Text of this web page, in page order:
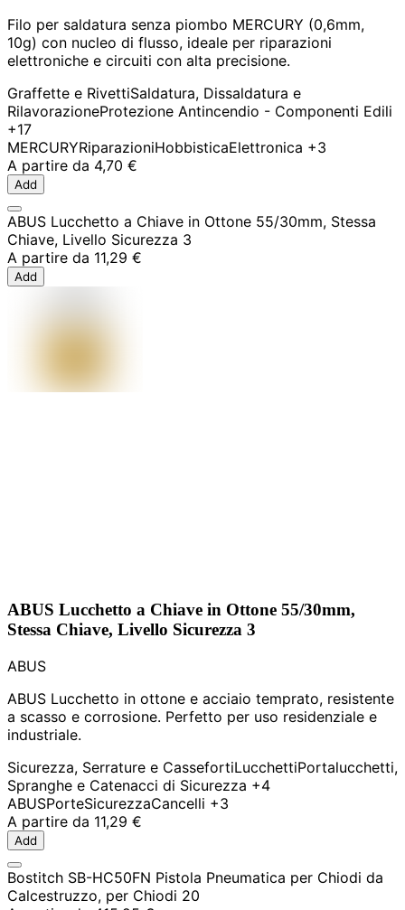
Filo per saldatura senza piombo MERCURY (0,6mm,
10g) con nucleo di flusso, ideale per riparazioni
elettroniche e circuiti con alta precisione.
Graffette e RivettiSaldatura, Dissaldatura e
RilavorazioneProtezione Antincendio - Componenti Edili
+17
MERCURYRiparazioniHobbisticaElettronica +3
A partire da 4,70 €
Add
ABUS Lucchetto a Chiave in Ottone 55/30mm, Stessa
Chiave, Livello Sicurezza 3
A partire da 11,29 €
Add
ABUS Lucchetto a Chiave in Ottone 55/30mm,
Stessa Chiave, Livello Sicurezza 3
ABUS
ABUS Lucchetto in ottone e acciaio temprato, resistente
a scasso e corrosione. Perfetto per uso residenziale e
industriale.
Sicurezza, Serrature e CassefortiLucchettiPortalucchetti,
Spranghe e Catenacci di Sicurezza +4
ABUSPorteSicurezzaCancelli +3
A partire da 11,29 €
Add
Bostitch SB-HC50FN Pistola Pneumatica per Chiodi da
Calcestruzzo, per Chiodi 20